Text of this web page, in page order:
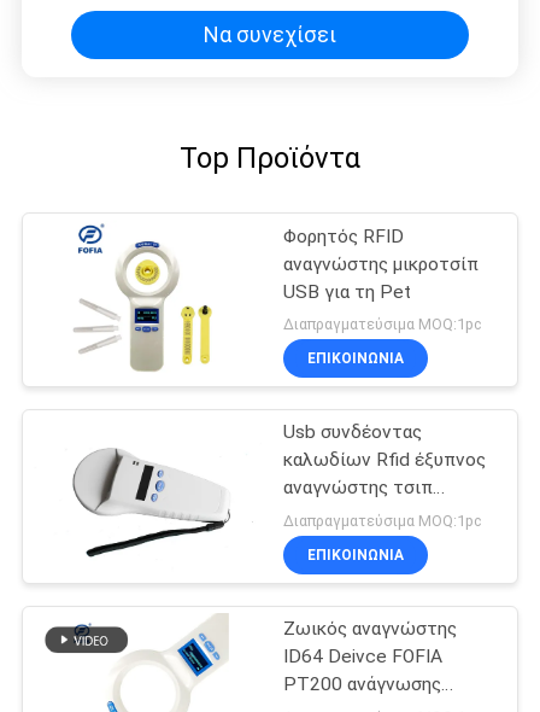
Να συνεχίσει
Top Προϊόντα
Φορητός RFID
αναγνώστης μικροτσίπ
USB για τη Pet
Διαπραγματεύσιμα MOQ:1pc
ΕΠΙΚΟΙΝΩΝΙΑ
Usb συνδέοντας
καλωδίων Rfid έξυπνος
αναγνώστης τσιπ
αναγνωστών ζωικός
Διαπραγματεύσιμα MOQ:1pc
ΕΠΙΚΟΙΝΩΝΙΑ
Ζωικός αναγνώστης
ID64 Deivce FOFIA
PT200 ανάγνωσης